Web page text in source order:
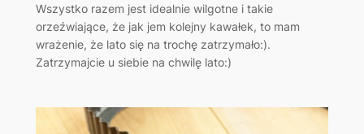
Wszystko razem jest idealnie wilgotne i takie
orzeźwiające, że jak jem kolejny kawałek, to mam
wrażenie, że lato się na trochę zatrzymało:).
Zatrzymajcie u siebie na chwilę lato:)